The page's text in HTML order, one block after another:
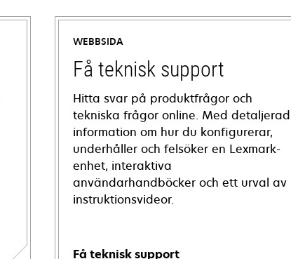
WEBBSIDA
Få teknisk support
Hitta svar på produktfrågor och
tekniska frågor online. Med detaljerad
information om hur du konfigurerar,
underhåller och felsöker en Lexmark-
enhet, interaktiva
användarhandböcker och ett urval av
instruktionsvideor.
Få teknisk support